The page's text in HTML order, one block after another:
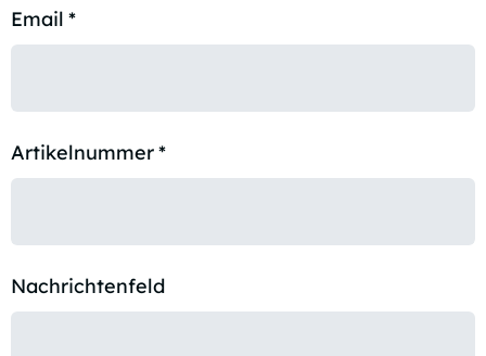
Email *
Artikelnummer*
Nachrichtenfeld